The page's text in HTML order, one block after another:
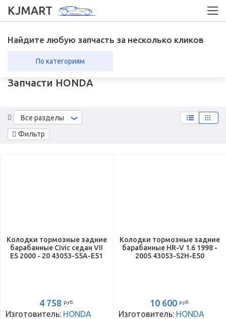
KJMART
Найдите любую запчасть за несколько кликов
По категориям
Запчасти HONDA
Фильтр
Все разделы
Колодки тормозные задние
барабанные Civic седан VII
ES 2000 - 20 43053-S5A-E51
4 758 руб.
Изготовитель: HONDA
Колодки тормозные задние
барабанные HR-V 1.6 1998 -
2005 43053-S2H-E50
10 600 руб.
Изготовитель: HONDA